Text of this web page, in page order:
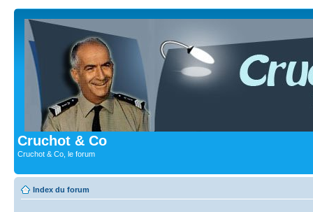
Cruchot & Co
Cruchot & Co, le forum
Index du forum